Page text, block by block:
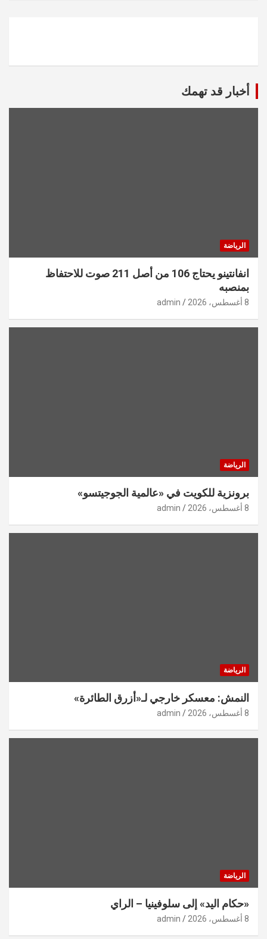
أخبار قد تهمك
الرياضة
انفانتينو يحتاج 106 من أصل 211 صوت للاحتفاظ
بمنصبه
8 أغسطس، 2026 admin
الرياضة
برونزية للكويت في «عالمية الجوجيتسو»
8 أغسطس، 2026 admin
الرياضة
النمش: معسكر خارجي لـ«أزرق الطائرة»
8 أغسطس، 2026 admin
الرياضة
«حكام اليد» إلى سلوفينيا – الراي
8 أغسطس، 2026 admin